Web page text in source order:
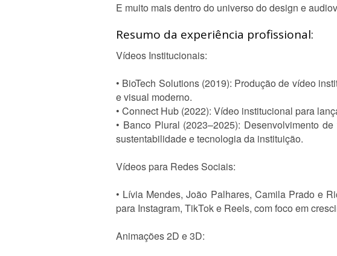
E muito mais dentro do universo do design e
Resumo da experiência profissional:
Vídeos Institucionais:
• BioTech Solutions (2019): Produção de vídeo
e visual moderno.
• Connect Hub (2022): Vídeo institucional para
• Banco Plural (2023–2025): Desenvolvimento
sustentabilidade e tecnologia da instituição.
Vídeos para Redes Sociais:
• Lívia Mendes, João Palhares, Camila Prado e
para Instagram, TikTok e Reels, com foco em
Animações 2D e 3D: